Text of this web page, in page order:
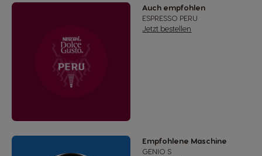
Auch empfohlen
ESPRESSO PERU
Jetzt bestellen
Empfohlene Maschine
GENIO S